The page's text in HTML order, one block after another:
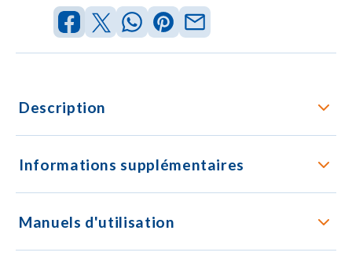
Description
Informations supplémentaires
Manuels d'utilisation